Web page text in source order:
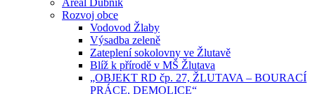
Areál Dubník
Rozvoj obce
Vodovod Žlaby
Výsadba zeleně
Zateplení sokolovny ve Žlutavě
Blíž k přírodě v MŠ Žlutava
„OBJEKT RD čp. 27, ŽLUTAVA – BOURACÍ
PRÁCE, DEMOLICE“